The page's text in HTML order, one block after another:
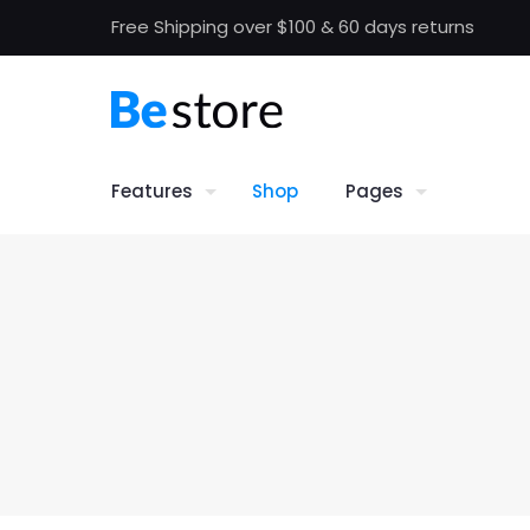
Free Shipping over $100 & 60 days returns
Features Shop Pages